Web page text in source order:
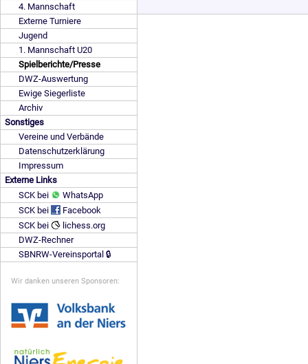
4. Mannschaft
Externe Turniere
Jugend
1. Mannschaft U20
Spielberichte/Presse
DWZ-Auswertung
Ewige Siegerliste
Archiv
Sonstiges
Vereine und Verbände
Datenschutzerklärung
Impressum
Externe Links
SCK bei
WhatsApp
SCK bei
Facebook
SCK bei
lichess.org
DWZ-Rechner
SBNRW-Vereinsportal 🔒
Wir danken unseren Sponsoren: